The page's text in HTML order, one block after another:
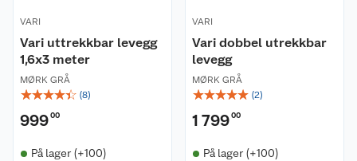
VARI
Vari uttrekkbar levegg
1,6x3 meter
MØRK GRÅ
☆☆☆☆☆ (8)
99900
På lager (+100)
VARI
Vari dobbel utrekkbar
levegg
MØRK GRÅ
☆☆☆☆☆ (2)
1 79900
På lager (+100)